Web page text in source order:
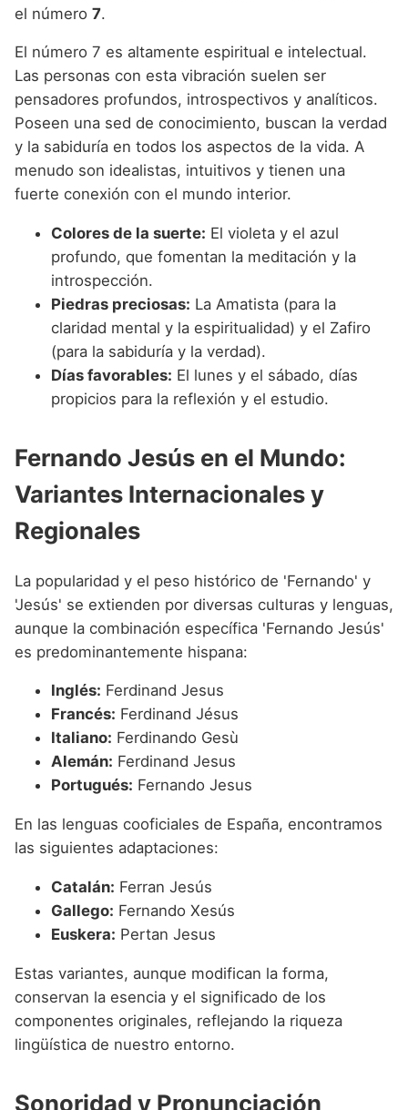
el número 7.
El número 7 es altamente espiritual e intelectual.
Las personas con esta vibración suelen ser
pensadores profundos, introspectivos y analíticos.
Poseen una sed de conocimiento, buscan la verdad
y la sabiduría en todos los aspectos de la vida. A
menudo son idealistas, intuitivos y tienen una
fuerte conexión con el mundo interior.
Colores de la suerte: El violeta y el azul
profundo, que fomentan la meditación y la
introspección.
Piedras preciosas: La Amatista (para la
claridad mental y la espiritualidad) y el Zafiro
(para la sabiduría y la verdad).
Días favorables: El lunes y el sábado, días
propicios para la reflexión y el estudio.
Fernando Jesús en el Mundo:
Variantes Internacionales y
Regionales
La popularidad y el peso histórico de 'Fernando' y
'Jesús' se extienden por diversas culturas y lenguas,
aunque la combinación específica 'Fernando Jesús'
es predominantemente hispana:
Inglés: Ferdinand Jesus
Francés: Ferdinand Jésus
Italiano: Ferdinando Gesù
Alemán: Ferdinand Jesus
Portugués: Fernando Jesus
En las lenguas cooficiales de España, encontramos
las siguientes adaptaciones:
Catalán: Ferran Jesús
Gallego: Fernando Xesús
Euskera: Pertan Jesus
Estas variantes, aunque modifican la forma,
conservan la esencia y el significado de los
componentes originales, reflejando la riqueza
lingüística de nuestro entorno.
Sonoridad y Pronunciación